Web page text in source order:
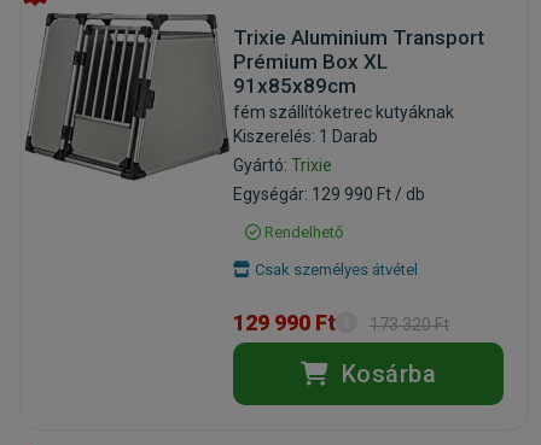
Trixie Aluminium Transport
Prémium Box XL
91x85x89cm
fém szállítóketrec kutyáknak
Kiszerelés: 1 Darab
Gyártó: Trixie
Egységár: 129 990 Ft / db
Rendelhető
Csak személyes átvétel
129 990 Ft 173 320 Ft
Kosárba